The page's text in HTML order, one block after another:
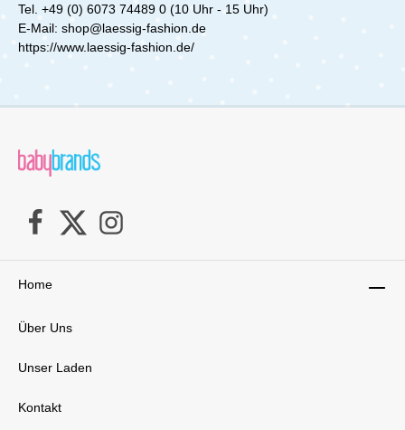
Tel. +49 (0) 6073 74489 0 (10 Uhr - 15 Uhr)
E-Mail: shop@laessig-fashion.de
https://www.laessig-fashion.de/
Home
Über Uns
Unser Laden
Kontakt